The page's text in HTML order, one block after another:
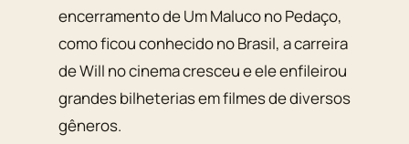
encerramento de Um Maluco no Pedaço,
como ficou conhecido no Brasil, a carreira
de Will no cinema cresceu e ele enfileirou
grandes bilheterias em filmes de diversos
gêneros.